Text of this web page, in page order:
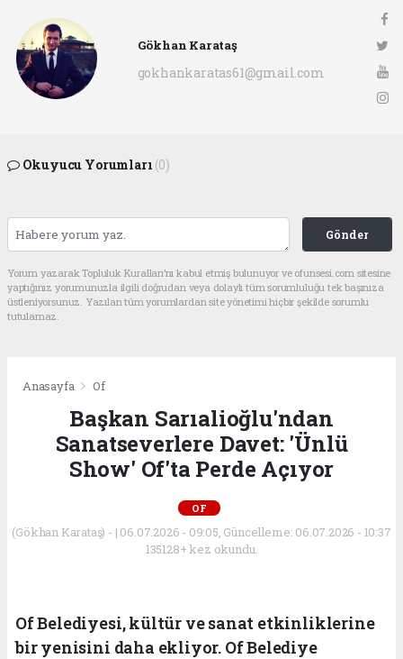
Gökhan Karataş
gokhankaratas61@gmail.com
Okuyucu Yorumları (0)
Gönder
Yorum yazarak Topluluk Kuralları’nı kabul etmiş bulunuyor ve ofunsesi.com sitesine
yaptığınız yorumunuzla ilgili doğrudan veya dolaylı tüm sorumluluğu tek başınıza
üstleniyorsunuz. Yazılan tüm yorumlardan site yönetimi hiçbir şekilde sorumlu
tutulamaz.
Anasayfa Of
Başkan Sarıalioğlu'ndan
Sanatseverlere Davet: 'Ünlü
Show' Of'ta Perde Açıyor
OF
(Gökhan Karataş) - | 06.07.2026 - 09:05, Güncelleme: 06.07.2026 - 10:37
135128+ kez okundu.
Of Belediyesi, kültür ve sanat etkinliklerine
bir yenisini daha ekliyor. Of Belediye